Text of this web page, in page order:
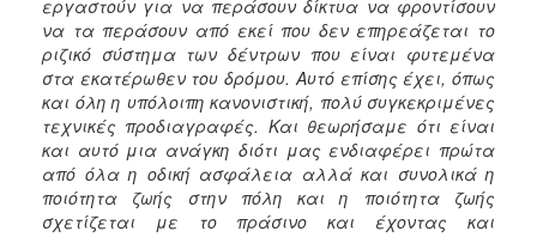
εργαστούν για να περάσουν δίκτυα να φροντίσουν
να τα περάσουν από εκεί που δεν επηρεάζεται το
ριζικό σύστημα των δέντρων που είναι φυτεμένα
στα εκατέρωθεν του δρόμου. Αυτό επίσης έχει, όπως
και όλη η υπόλοιπη κανονιστική, πολύ συγκεκριμένες
τεχνικές προδιαγραφές. Και θεωρήσαμε ότι είναι
και αυτό μια ανάγκη διότι μας ενδιαφέρει πρώτα
από όλα η οδική ασφάλεια αλλά και συνολικά η
ποιότητα ζωής στην πόλη και η ποιότητα ζωής
σχετίζεται με το πράσινο και έχοντας και